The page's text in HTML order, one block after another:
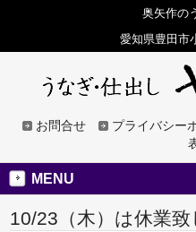
奥矢作の
愛知県豊田市
お問合せ プライバシー
MENU
10/23（木）は休業致